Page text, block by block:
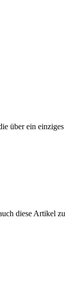
über ein einziges
diese Artikel zu